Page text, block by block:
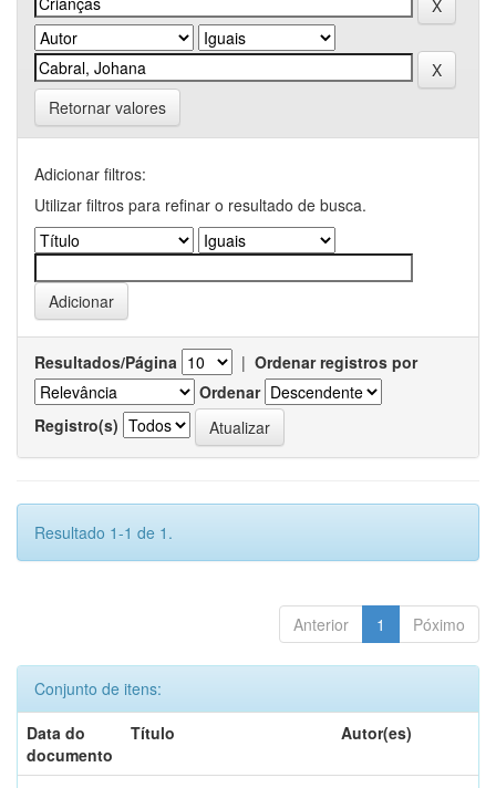
Retornar valores
Adicionar filtros:
Utilizar filtros para refinar o resultado de busca.
Resultados/Página | Ordenar registros por
Ordenar
Registro(s)
Resultado 1-1 de 1.
Anterior 1 Póximo
Conjunto de itens:
Data do
documento
Título Autor(es)